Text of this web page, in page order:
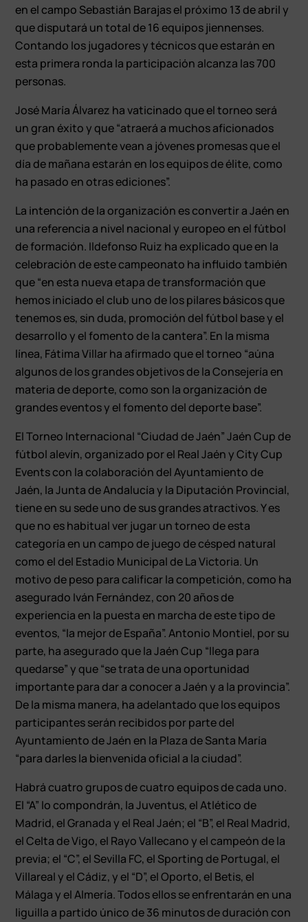
en el campo Sebastián Barajas el próximo 13 de abril y
que disputará un total de 16 equipos jiennenses.
Contando los jugadores y técnicos que estarán en
esta primera ronda la participación alcanza las 700
personas.
José María Álvarez ha vaticinado que el torneo será
un gran éxito y que “atraerá a muchos aficionados
que probablemente vean a jóvenes promesas que el
día de mañana estarán en los equipos de élite, como
ha pasado en otras ediciones”.
La intención de la organización es convertir a Jaén en
una referencia a nivel nacional y europeo en el fútbol
de formación. Ildefonso Ruiz ha explicado que en la
celebración de este campeonato ha influido también
que “en esta nueva etapa de transformación que
hemos iniciado el club uno de los pilares básicos que
tenemos es, sin duda, promoción del fútbol base y el
desarrollo y el fomento de la cantera”. En la misma
línea, Fátima Villar ha afirmado que el torneo “aúna
algunos de los grandes objetivos de la Consejería en
materia de deporte, como son la organización de
grandes eventos y el fomento del deporte base”.
El Torneo Internacional “Ciudad de Jaén” Jaén Cup de
fútbol alevín, organizado por el Real Jaén y City Cup
Events con la colaboración del Ayuntamiento de
Jaén, la Junta de Andalucía y la Diputación Provincial,
tiene en su sede uno de sus grandes atractivos. Y es
que no es habitual ver jugar un torneo de esta
categoría en un campo de juego de césped natural
como el del Estadio Municipal de La Victoria. Un
motivo de peso para calificar la competición, como ha
asegurado Iván Fernández, con 20 años de
experiencia en la puesta en marcha de este tipo de
eventos, “la mejor de España”. Antonio Montiel, por su
parte, ha asegurado que la Jaén Cup “llega para
quedarse” y que “se trata de una oportunidad
importante para dar a conocer a Jaén y a la provincia”.
De la misma manera, ha adelantado que los equipos
participantes serán recibidos por parte del
Ayuntamiento de Jaén en la Plaza de Santa María
“para darles la bienvenida oficial a la ciudad”.
Habrá cuatro grupos de cuatro equipos de cada uno.
El “A” lo compondrán, la Juventus, el Atlético de
Madrid, el Granada y el Real Jaén; el “B”, el Real Madrid,
el Celta de Vigo, el Rayo Vallecano y el campeón de la
previa; el “C”, el Sevilla FC, el Sporting de Portugal, el
Villareal y el Cádiz, y el “D”, el Oporto, el Betis, el
Málaga y el Almería. Todos ellos se enfrentarán en una
liguilla a partido único de 36 minutos de duración con